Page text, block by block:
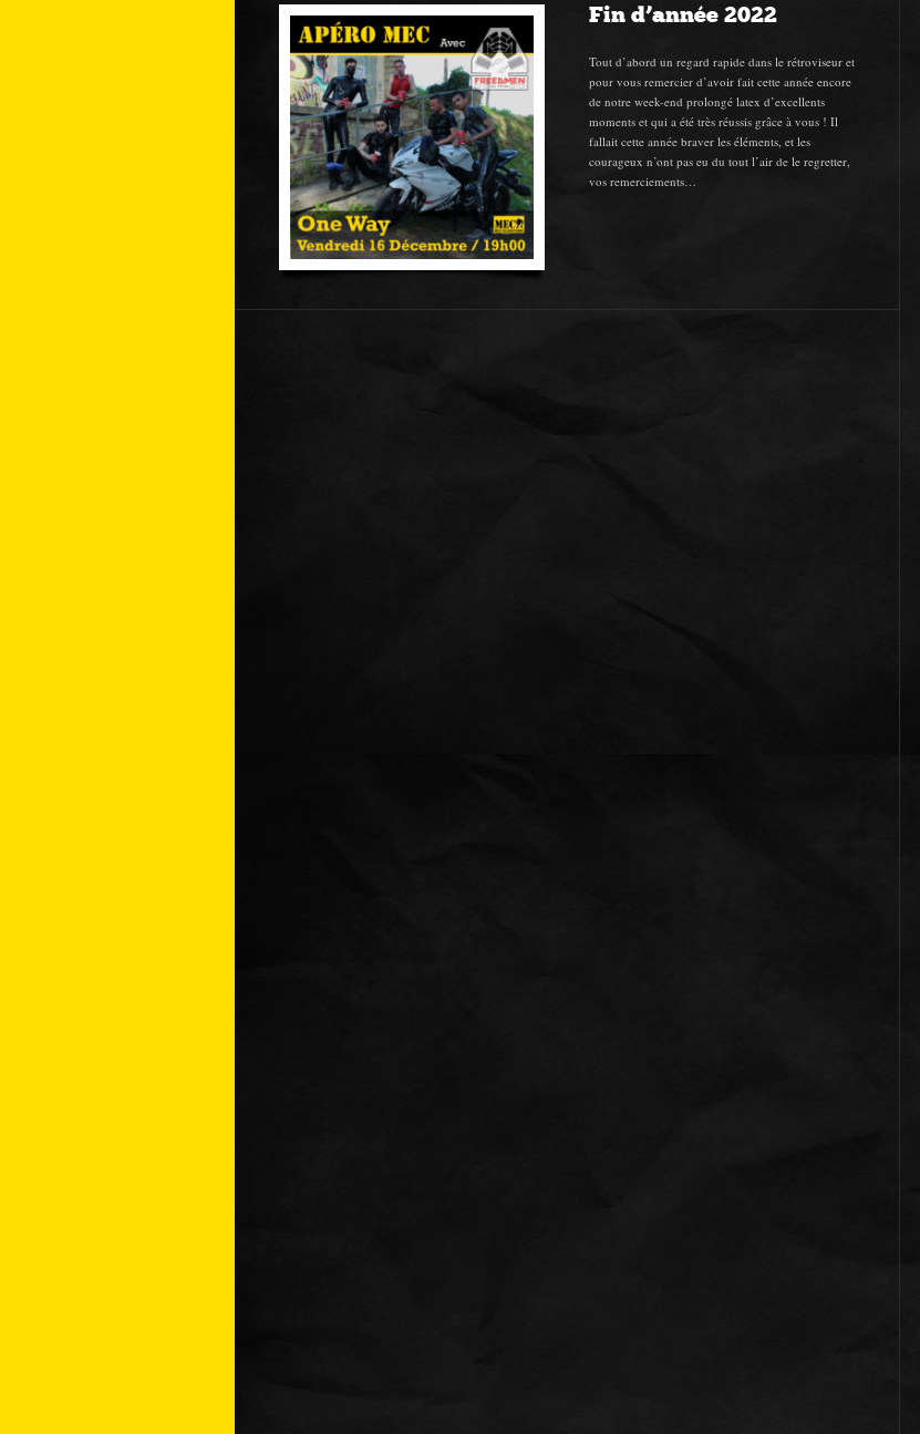
Fin d’année 2022
Tout d’abord un regard rapide dans le rétroviseur et
pour vous remercier d’avoir fait cette année encore
de notre week-end prolongé latex d’excellents
moments et qui a été très réussis grâce à vous ! Il
fallait cette année braver les éléments, et les
courageux n’ont pas eu du tout l’air de le regretter,
vos remerciements…